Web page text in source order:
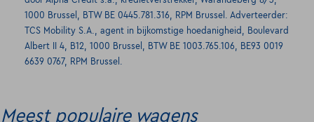
1000 Brussel, BTW BE 0445.781.316, RPM Brussel. Adverteerder:
TCS Mobility S.A., agent in bijkomstige hoedanigheid, Boulevard
Albert II 4, B12, 1000 Brussel, BTW BE 1003.765.106, BE93 0019
6639 0767, RPM Brussel.
Meest populaire wagens